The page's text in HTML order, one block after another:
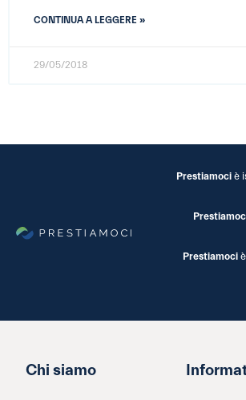
CONTINUA A LEGGERE »
29/05/2018
Prestiamoci è
Prestiamoci
Chi siamo